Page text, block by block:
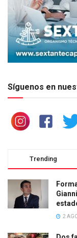
Síguenos en
Trending
2